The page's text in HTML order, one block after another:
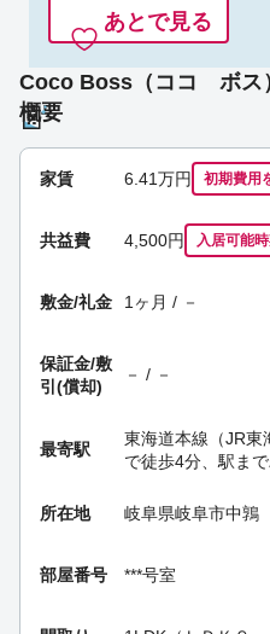
あとで見る
Coco Boss（ココ ボス
概要
家賃 6.41万円 初期費用
共益費 4,500円 入居可能
敷金/礼金 1ヶ月 / －
保証金/敷
引(償却)
－ / －
最寄駅
東海道本線（JR東
で徒歩4分、駅まで
所在地 岐阜県岐阜市中鶉
部屋番号 ***号室